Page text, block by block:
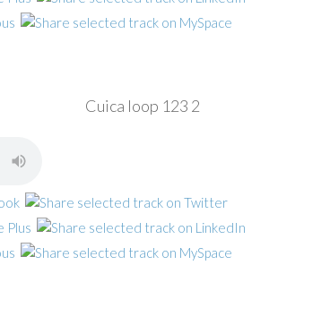
Cuica loop 123 2